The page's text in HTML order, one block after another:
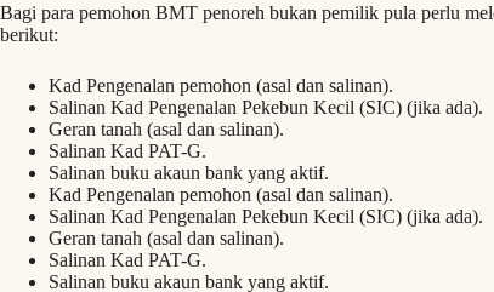
Bagi para pemohon BMT penoreh bukan pemilik pula perlu
berikut:
Kad Pengenalan pemohon (asal dan salinan).
Salinan Kad Pengenalan Pekebun Kecil (SIC) (jika ada).
Geran tanah (asal dan salinan).
Salinan Kad PAT-G.
Salinan buku akaun bank yang aktif.
Kad Pengenalan pemohon (asal dan salinan).
Salinan Kad Pengenalan Pekebun Kecil (SIC) (jika ada).
Geran tanah (asal dan salinan).
Salinan Kad PAT-G.
Salinan buku akaun bank yang aktif.